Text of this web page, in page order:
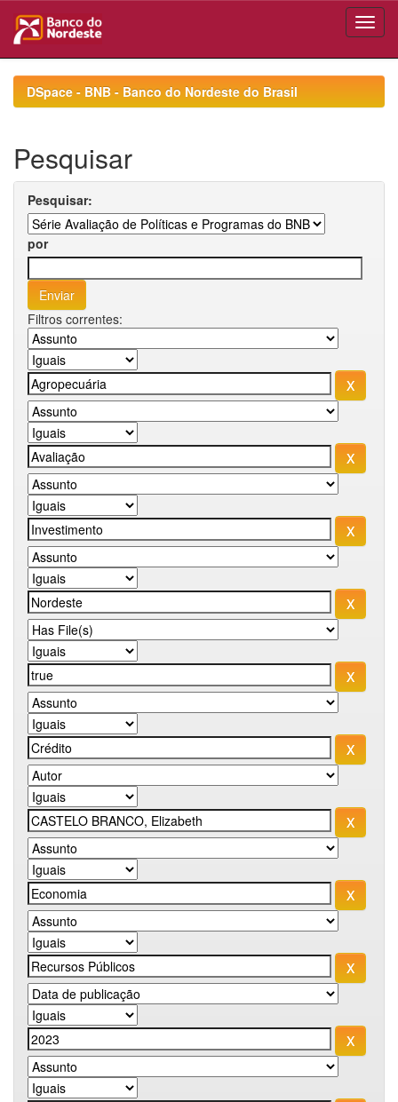
navigationDSpace - BNB - Banco do Nordeste do Brasil
Pesquisar
Pesquisar:
por
Filtros correntes: